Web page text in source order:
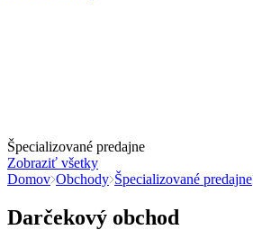
Špecializované predajne
Zobraziť všetky
Domov Obchody Špecializované predajne
Darčekový obchod